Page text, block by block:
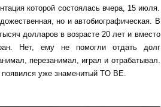
которой состоялась вчера, 15 июля.
но и автобиографическая. В
долларов в возрасте 20 лет и вместо
Нет, ему не помогли отдать долг
перезанимал, играл и отрабатывал.
уже знаменитый TO BE.